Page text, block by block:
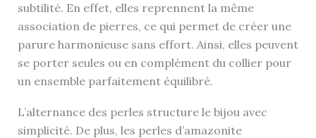
subtilité. En effet, elles reprennent la même
association de pierres, ce qui permet de créer une
parure harmonieuse sans effort. Ainsi, elles peuvent
se porter seules ou en complément du collier pour
un ensemble parfaitement équilibré.
L’alternance des perles structure le bijou avec
simplicité. De plus, les perles d’amazonite